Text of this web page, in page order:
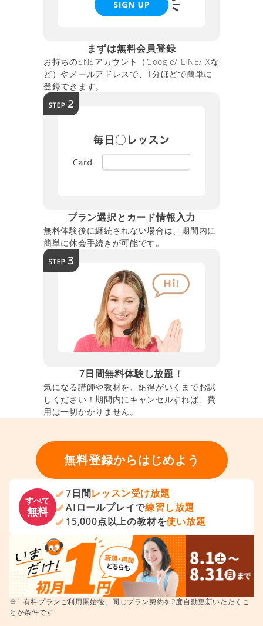
まずは無料会員登録
お持ちのSNSアカウント（Google/ LINE/ Xな
ど）やメールアドレスで、1分ほどで簡単に
登録できます。
プラン選択とカード情報入力
無料体験後に継続されない場合は、期間内に
簡単に休会手続きが可能です。
7日間無料体験し放題！
気になる講師や教材を、納得がいくまでお試
しください！期間内にキャンセルすれば、費
用は一切かかりません。
無料登録からはじめよう
すべて
無料
7日間レッスン受け放題
AIロールプレイで練習し放題
15,000点以上の教材を使い放題
※1 有料プランご利用開始後、同じプラン契約を2度自動更新いただくこ
とが条件です